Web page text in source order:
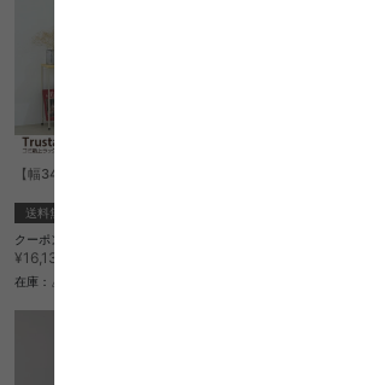
【幅34cm】ゴミ箱上ラック
送料無料
クーポン利用で
¥16,130→
在庫：△